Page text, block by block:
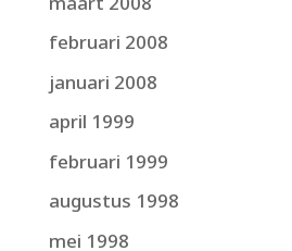
februari 2008
januari 2008
april 1999
februari 1999
augustus 1998
mei 1998